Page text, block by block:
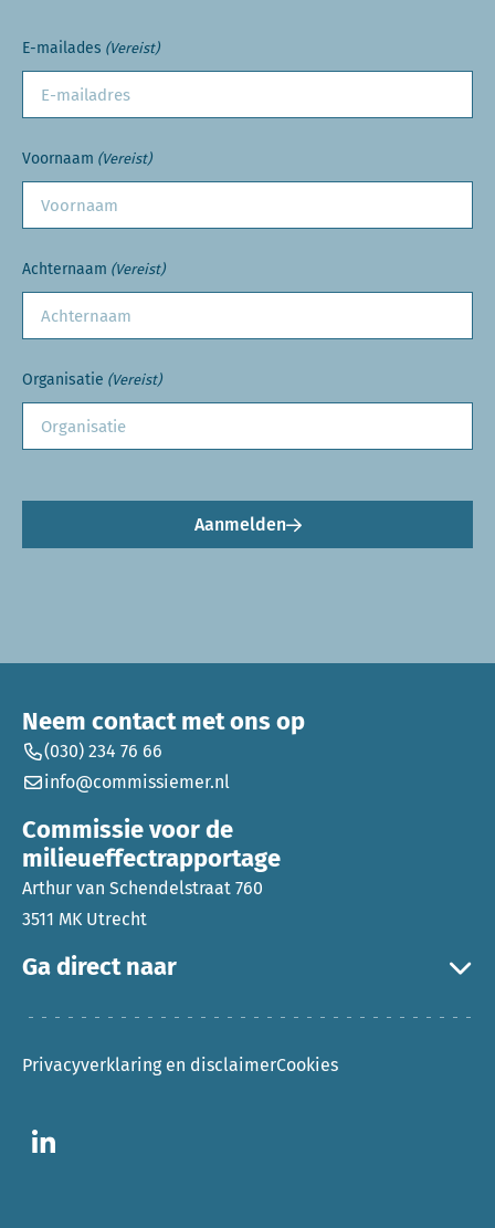
E-mailades (Vereist)
Voornaam (Vereist)
Achternaam (Vereist)
Organisatie (Vereist)
Aanmelden
Ga direct naar
Neem contact met ons op
(030) 234 76 66
info@commissiemer.nl
Commissie voor de
milieueffectrapportage
Arthur van Schendelstraat 760
3511 MK Utrecht
Privacyverklaring en disclaimerCookies
Ga naar LinkedIn